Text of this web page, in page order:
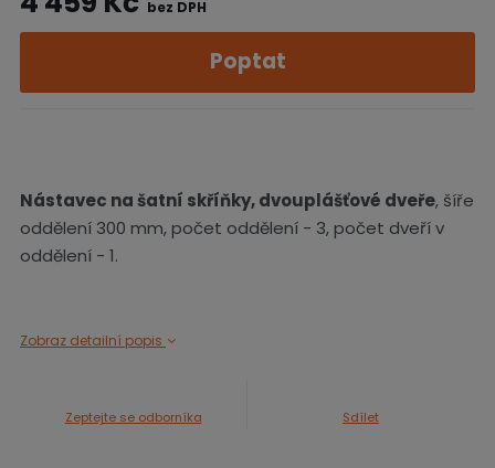
bez DPH
Poptat
Nástavec na šatní skříňky, dvouplášťové dveře, šíře
oddělení 300 mm, počet oddělení - 3, počet dveří v
oddělení - 1.
Zobraz detailní popis
Zeptejte se odborníka Sdílet